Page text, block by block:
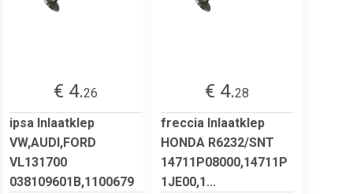
€ 4.26
ipsa Inlaatklep
VW,AUDI,FORD
VL131700
038109601B,1100679
€ 4.28
freccia Inlaatklep
HONDA R6232/SNT
14711P08000,14711P
1JE00,1...